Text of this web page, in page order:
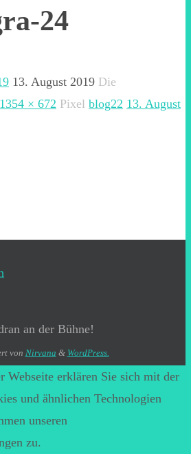
24
13. August 2019 Die
1354 × 672 Pixel blog22 13. August
an der Bühne!
von Nirvana & WordPress.
Webseite erklären Sie sich mit der
und ähnlichen Technologien
unseren
zu.